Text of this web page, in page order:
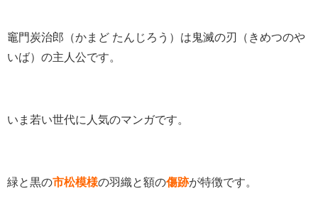
竈門炭治郎（かまど たんじろう）は鬼滅の刃（きめつのや
いば）の主人公です。
いま若い世代に人気のマンガです。
緑と黒の市松模様の羽織と額の傷跡が特徴です。